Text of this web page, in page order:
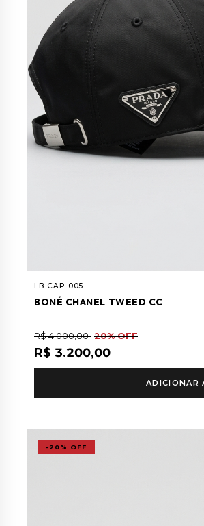
LB-CAP-005
BONÉ CHANEL TWEED CC
R$ 4.000,00 20% OFF
R$ 3.200,00
ADICIONAR
-20% OFF